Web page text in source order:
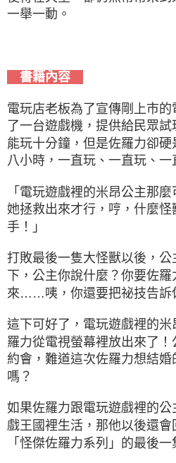
一舉一動。
書籍內容
電玩店老板為了宣傳剛上市
了一台遊戲機，提供給民眾
能玩十分鐘，但是佐羅力卻
八小時，一直玩、一直玩、一
「電玩遊戲裡的米昂公主那
她拯救出來才行，哼，什麼
手！」
打敗最後一隻大怪獸以後，
下，公主你說什麼？你要佐
來……咦，你還要把祕技告訴
這下可好了，電玩遊戲裡的
羅力從電視螢幕裡放出來了
約會，難道這次佐羅力想結
嗎？
如果佐羅力跟電玩遊戲裡的
戲王國裡生活，那他以後還
「怪傑佐羅力系列」的最後一